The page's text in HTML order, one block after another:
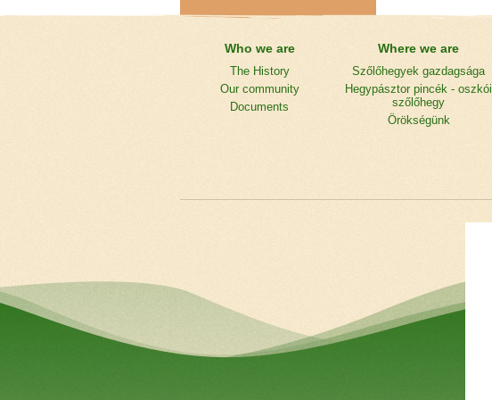
Who we are
The History
Our community
Documents
Where we are
Szőlőhegyek gazdagsága
Hegypásztor pincék - oszkói
szőlőhegy
Örökségünk